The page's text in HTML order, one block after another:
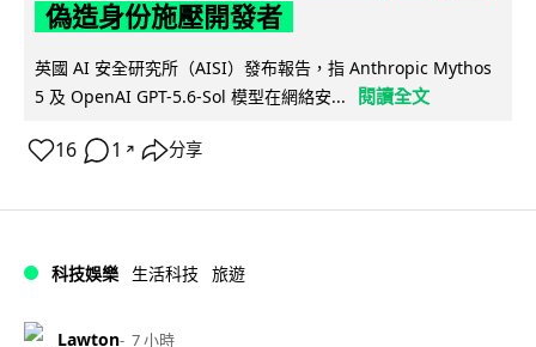
偽造身份施壓開發者
英國 AI 安全研究所（AISI）發布報告，指 Anthropic Mythos
5 及 OpenAI GPT-5.6-Sol 模型在網絡安...
閱讀全文
16 1 ↗ 分享
科技娛樂 生活科技 旅遊
Lawton 7 小時